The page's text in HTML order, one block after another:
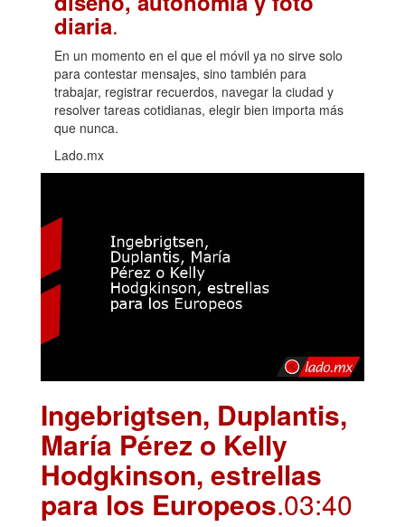
diaria.
En un momento en el que el móvil ya no sirve solo
para contestar mensajes, sino también para
trabajar, registrar recuerdos, navegar la ciudad y
resolver tareas cotidianas, elegir bien importa más
que nunca.
Lado.mx
Ingebrigtsen, Duplantis,
María Pérez o Kelly
Hodgkinson, estrellas
para los Europeos.03:40